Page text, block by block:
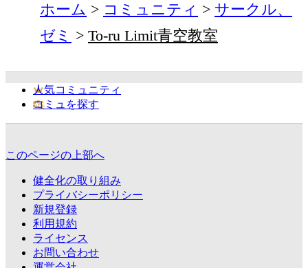
ホーム コミュニティ
サークル、
ゼミ
To-ru Limit青空教室
人気コミュニティ
コミュを探す
このページの上部へ
健全化の取り組み
プライバシーポリシー
新規登録
利用規約
ライセンス
お問い合わせ